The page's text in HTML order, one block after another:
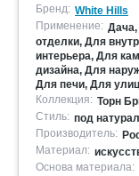
Бренд: White Hills
Применение: Дача,
отделки, Для
интерьера, Для
дизайна, Для
Для печи, Для
Коллекция: Торн
Стиль: под
Производитель:
Материал:
Основа материала: